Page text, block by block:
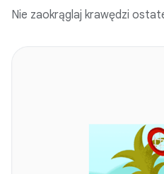
Nie zaokrąglaj krawędzi